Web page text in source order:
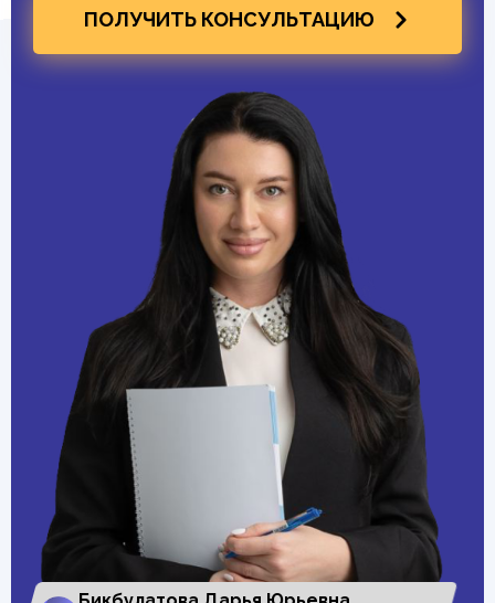
ПОЛУЧИТЬ КОНСУЛЬТАЦИЮ